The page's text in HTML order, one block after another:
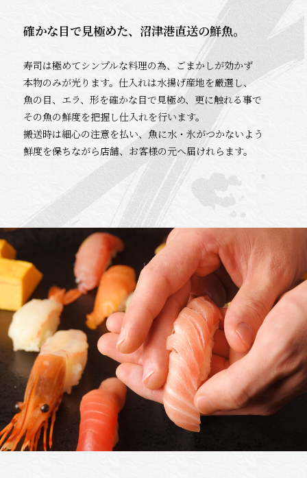
確かな目で見極めた、沼津港直送の鮮魚。
寿司は極めてシンプルな料理の為、ごまかしが効かず
本物のみが光ります。仕入れは水揚げ産地を厳選し、
魚の目、エラ、形を確かな目で見極め、更に触れる事で
その魚の鮮度を把握し仕入れを行います。
搬送時は細心の注意を払い、魚に水・氷がつかないよう
鮮度を保ちながら店舗、お客様の元へ届けれらます。